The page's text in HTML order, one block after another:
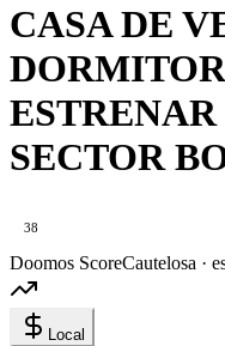
CASA DE
SECTOR
38
Doomos ScoreCautelosa ·
Local